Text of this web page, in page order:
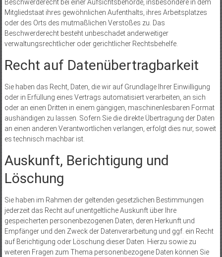
Beschwerderecht bei einer Aufsichtsbehörde, insbesondere in dem
Mitgliedstaat ihres gewöhnlichen Aufenthalts, ihres Arbeitsplatzes
oder des Orts des mutmaßlichen Verstoßes zu. Das
Beschwerderecht besteht unbeschadet anderweitiger
verwaltungsrechtlicher oder gerichtlicher Rechtsbehelfe.
Recht auf Daten­übertrag­barkeit
Sie haben das Recht, Daten, die wir auf Grundlage Ihrer Einwilligung
oder in Erfüllung eines Vertrags automatisiert verarbeiten, an sich
oder an einen Dritten in einem gängigen, maschinenlesbaren Format
aushändigen zu lassen. Sofern Sie die direkte Übertragung der Daten
an einen anderen Verantwortlichen verlangen, erfolgt dies nur, soweit
es technisch machbar ist.
Auskunft, Berichtigung und
Löschung
Sie haben im Rahmen der geltenden gesetzlichen Bestimmungen
jederzeit das Recht auf unentgeltliche Auskunft über Ihre
gespeicherten personenbezogenen Daten, deren Herkunft und
Empfänger und den Zweck der Datenverarbeitung und ggf. ein Recht
auf Berichtigung oder Löschung dieser Daten. Hierzu sowie zu
weiteren Fragen zum Thema personenbezogene Daten können Sie